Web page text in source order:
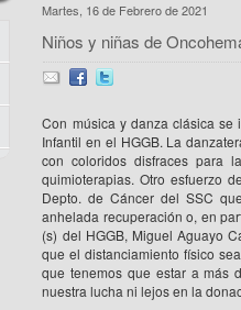
Martes, 16 de Febrero de 2021
Niños y niñas de
Con música y danza clásica
Infantil en el HGGB. La
con coloridos disfraces para
quimioterapias. Otro esfuerzo
Depto. de Cáncer del SSC
anhelada recuperación o, en
(s) del HGGB, Miguel Aguayo
que el distanciamiento físico
que tenemos que estar a más
nuestra lucha ni lejos en la